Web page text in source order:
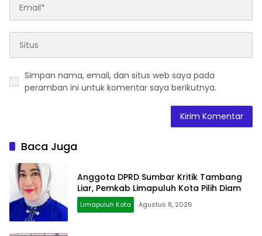
Simpan nama, email, dan situs web saya pada
peramban ini untuk komentar saya berikutnya.
Baca Juga
Anggota DPRD Sumbar Kritik Tambang
Liar, Pemkab Limapuluh Kota Pilih Diam
Limapuluh Kota Agustus 8, 2026